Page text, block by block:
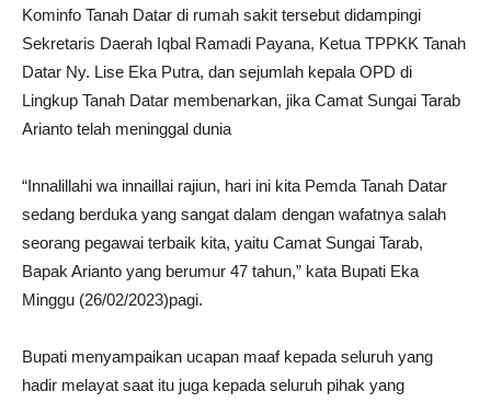
Kominfo Tanah Datar di rumah sakit tersebut didampingi
Sekretaris Daerah Iqbal Ramadi Payana, Ketua TPPKK Tanah
Datar Ny. Lise Eka Putra, dan sejumlah kepala OPD di
Lingkup Tanah Datar membenarkan, jika Camat Sungai Tarab
Arianto telah meninggal dunia
“Innalillahi wa innaillai rajiun, hari ini kita Pemda Tanah Datar
sedang berduka yang sangat dalam dengan wafatnya salah
seorang pegawai terbaik kita, yaitu Camat Sungai Tarab,
Bapak Arianto yang berumur 47 tahun,” kata Bupati Eka
Minggu (26/02/2023)pagi.
Bupati menyampaikan ucapan maaf kepada seluruh yang
hadir melayat saat itu juga kepada seluruh pihak yang